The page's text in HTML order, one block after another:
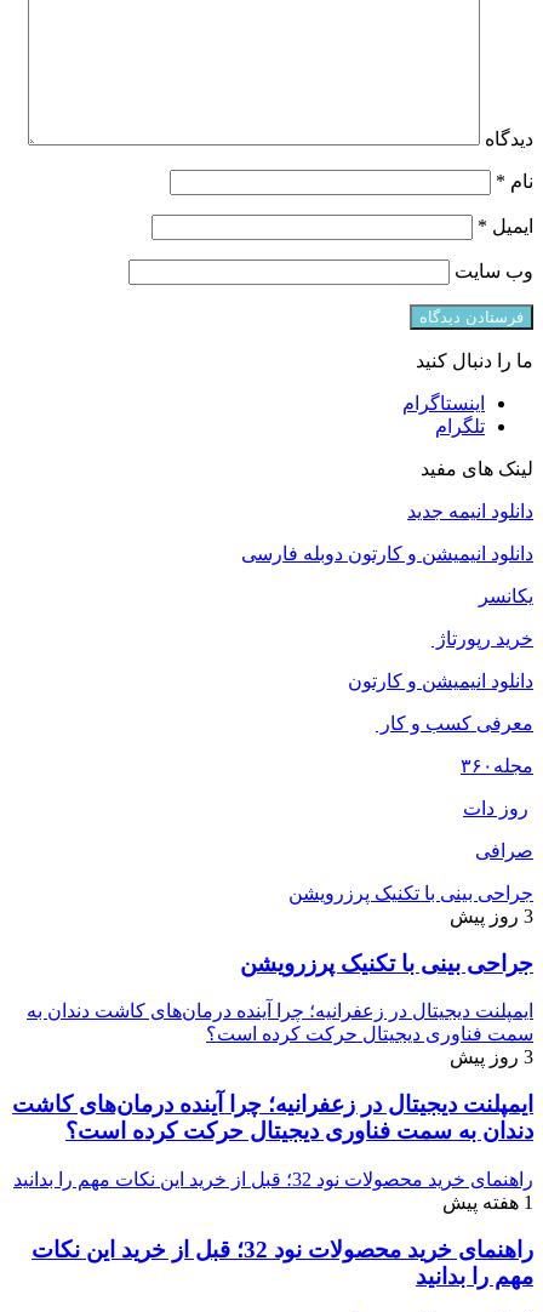
دیدگاه
نام *
ایمیل *
وب‌ سایت
ما را دنبال کنید
اینستاگرام
تلگرام
لینک های مفید
دانلود انیمه جدید
دانلود انیمیشن و کارتون دوبله فارسی
یکانسر
خرید رپورتاژ
دانلود انیمیشن و کارتون
معرفی کسب و کار
مجله ۳۶۰
روز دات
صرافی
جراحی بینی با تکنیک پرزرویشن
3 روز پیش
جراحی بینی با تکنیک پرزرویشن
ایمپلنت دیجیتال در زعفرانیه؛ چرا آینده درمان‌های کاشت دندان به
سمت فناوری دیجیتال حرکت کرده است؟
3 روز پیش
ایمپلنت دیجیتال در زعفرانیه؛ چرا آینده درمان‌های کاشت
دندان به سمت فناوری دیجیتال حرکت کرده است؟
راهنمای خرید محصولات نود 32؛ قبل از خرید این نکات مهم را بدانید
1 هفته پیش
راهنمای خرید محصولات نود 32؛ قبل از خرید این نکات
مهم را بدانید